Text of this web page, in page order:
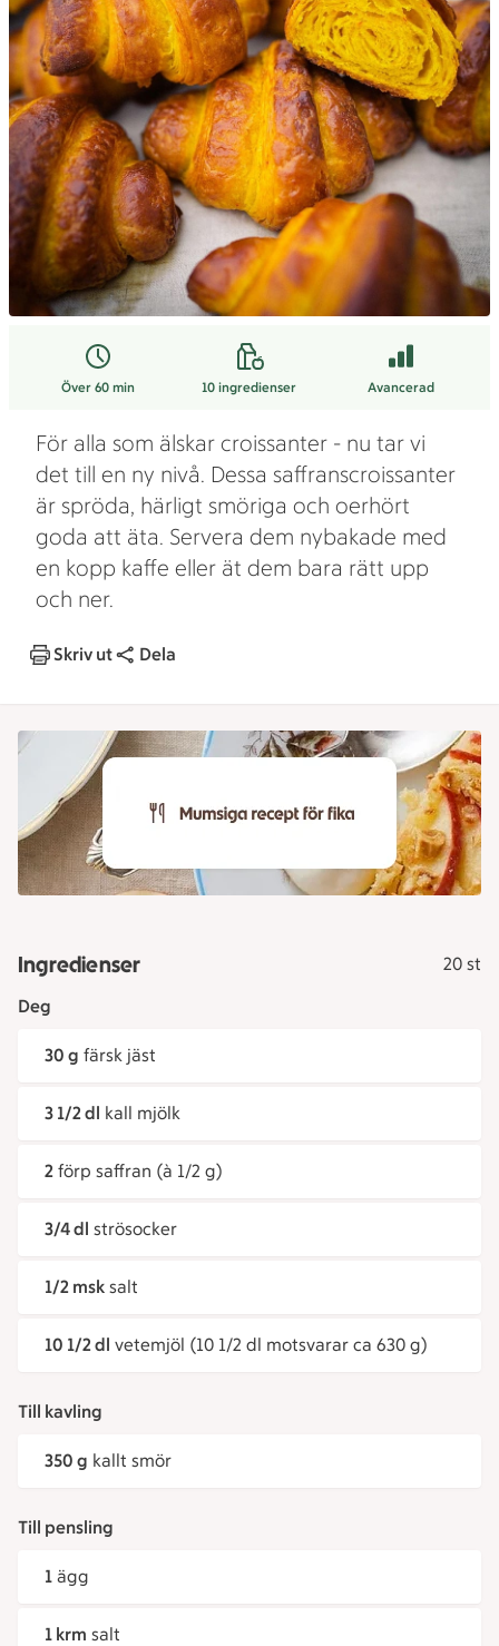
Över 60 min 10ingredienser Avancerad
För alla som älskar croissanter - nu tar vi
det till en ny nivå. Dessa saffranscroissanter
är spröda, härligt smöriga och oerhört
goda att äta. Servera dem nybakade med
en kopp kaffe eller ät dem bara rätt upp
och ner.
Skriv ut Dela
Ingredienser
20 st
Deg
30 g färsk jäst
3 1/2 dl kall mjölk
2 förp saffran (à 1/2 g)
3/4 dl strösocker
1/2 msk salt
10 1/2 dl vetemjöl (10 1/2 dl motsvarar ca 630 g)
Till kavling
350 g kallt smör
Till pensling
1 ägg
1 krm salt